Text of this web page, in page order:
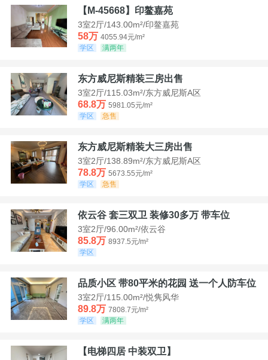
【M-45668】印鳌嘉苑
3室2厅/143.00m²/印鳌嘉苑
58万 4055.94元/m²
学区
满两年
东方威尼斯精装三房出售
3室2厅/115.03m²/东方威尼斯A区
68.8万 5981.05元/m²
学区
急售
东方威尼斯精装大三房出售
3室2厅/138.89m²/东方威尼斯A区
78.8万 5673.55元/m²
学区
急售
依云谷 套三双卫 装修30多万 带车位
3室2厅/96.00m²/依云谷
85.8万 8937.5元/m²
学区
品质小区 带80平米的花园 送一个人防车位
3室2厅/115.00m²/悦隽风华
89.8万 7808.7元/m²
学区
满两年
【电梯四居 中装双卫】